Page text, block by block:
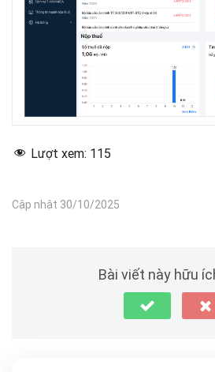
Lượt xem: 115
Cập nhật 30/10/2025
Bài viết này hữu